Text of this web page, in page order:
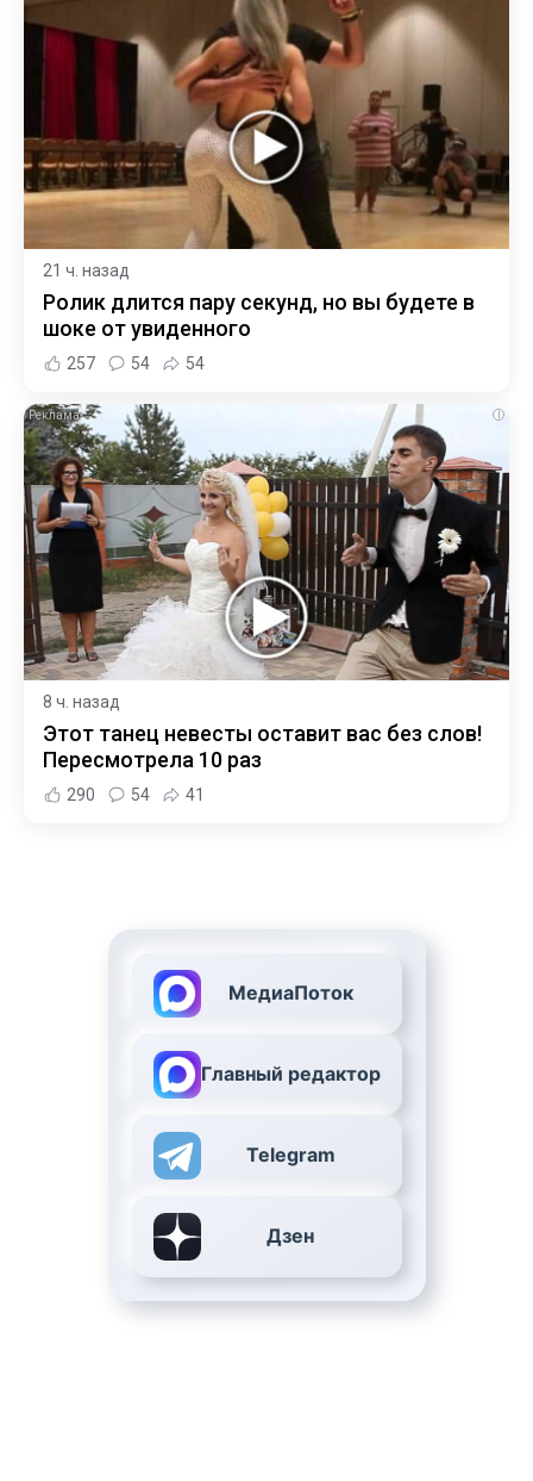
21 ч. назад
Ролик длится пару секунд, но вы будете в
шоке от увиденного
257 54 54
i
8 ч. назад
Этот танец невесты оставит вас без слов!
Пересмотрела 10 раз
290 54 41
МедиаПоток
Главный редактор
Telegram
Дзен